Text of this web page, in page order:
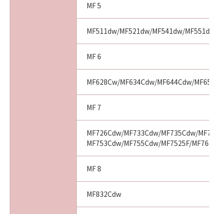
MF 5
MF511dw/MF521dw/MF541dw/MF551dw
MF 6
MF628Cw/MF634Cdw/MF644Cdw/
MF 7
MF726Cdw/MF733Cdw/MF735Cdw/
MF753Cdw/MF755Cdw/MF7525F/
MF 8
MF832Cdw